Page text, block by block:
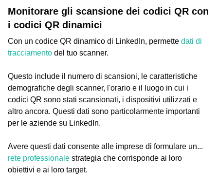
Monitorare gli scansione dei codici QR con
i codici QR dinamici
Con un codice QR dinamico di LinkedIn, permette dati di
tracciamento del tuo scanner.
Questo include il numero di scansioni, le caratteristiche
demografiche degli scanner, l'orario e il luogo in cui i
codici QR sono stati scansionati, i dispositivi utilizzati e
altro ancora. Questi dati sono particolarmente importanti
per le aziende su LinkedIn.
Avere questi dati consente alle imprese di formulare un...
rete professionale strategia che corrisponde ai loro
obiettivi e ai loro target.